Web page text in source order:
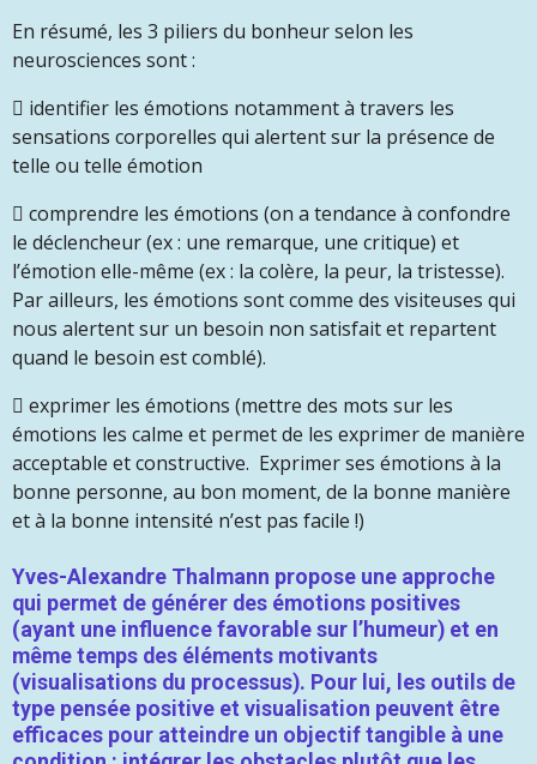
En résumé, les 3 piliers du bonheur selon les
neurosciences sont :
 identifier les émotions notamment à travers les
sensations corporelles qui alertent sur la présence de
telle ou telle émotion
 comprendre les émotions (on a tendance à confondre
le déclencheur (ex : une remarque, une critique) et
l’émotion elle-même (ex : la colère, la peur, la tristesse).
Par ailleurs, les émotions sont comme des visiteuses qui
nous alertent sur un besoin non satisfait et repartent
quand le besoin est comblé).
 exprimer les émotions (mettre des mots sur les
émotions les calme et permet de les exprimer de manière
acceptable et constructive. Exprimer ses émotions à la
bonne personne, au bon moment, de la bonne manière
et à la bonne intensité n’est pas facile !)
Yves-Alexandre Thalmann propose une approche
qui permet de générer des émotions positives
(ayant une influence favorable sur l’humeur) et en
même temps des éléments motivants
(visualisations du processus). Pour lui, les outils de
type pensée positive et visualisation peuvent être
efficaces pour atteindre un objectif tangible à une